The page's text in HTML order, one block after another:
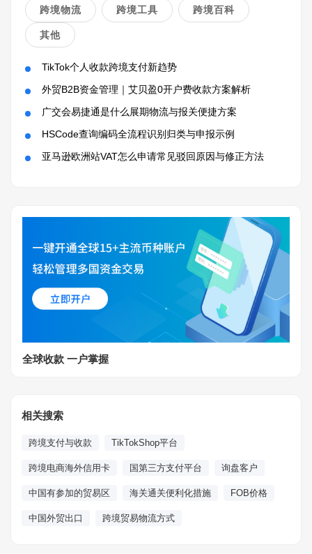
跨境物流 跨境工具 跨境百科
其他
TikTok个人收款跨境支付新趋势
外贸B2B资金管理｜艾贝盈0开户费收款方案解析
广交会易捷通是什么展期物流与报关便捷方案
HSCode查询编码全流程识别归类与申报示例
亚马逊欧洲站VAT怎么申请常见驳回原因与修正方法
全球收款 一户掌握
相关搜索
跨境支付与收款 TikTokShop平台
跨境电商海外信用卡 国第三方支付平台 询盘客户
中国有参加的贸易区 海关通关便利化措施 FOB价格
中国外贸出口 跨境贸易物流方式